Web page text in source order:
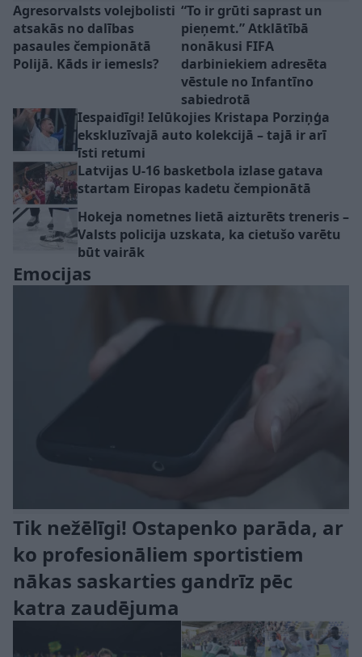
Agresorvalsts volejbolisti
atsakās no dalības
pasaules čempionātā
Polijā. Kāds ir iemesls?
“To ir grūti saprast un
pieņemt.” Atklātībā
nonākusi FIFA
darbiniekiem adresēta
vēstule no Infantīno
sabiedrotā
Iespaidīgi! Ielūkojies Kristapa Porziņģa
ekskluzīvajā auto kolekcijā – tajā ir arī
īsti retumi
Latvijas U-16 basketbola izlase gatava
startam Eiropas kadetu čempionātā
Hokeja nometnes lietā aizturēts treneris –
Valsts policija uzskata, ka cietušo varētu
būt vairāk
Emocijas
Tik nežēlīgi! Ostapenko parāda, ar
ko profesionāliem sportistiem
nākas saskarties gandrīz pēc
katra zaudējuma